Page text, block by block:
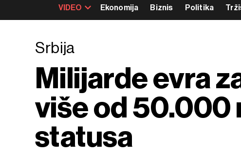
VIDEO Ekonomija Biznis Politika
Srbija
Milijarde evra
više od 50.000
statusa